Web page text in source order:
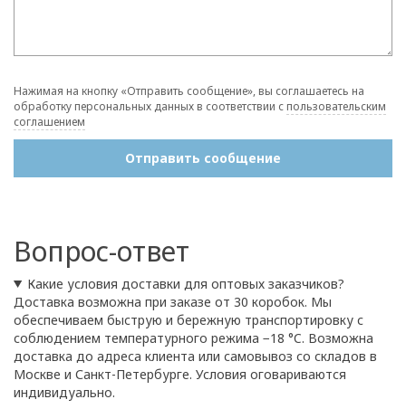
Нажимая на кнопку «Отправить сообщение», вы соглашаетесь на
обработку персональных данных в соответствии с пользовательским
соглашением
Отправить сообщение
Вопрос-ответ
Какие условия доставки для оптовых заказчиков?
Доставка возможна при заказе от 30 коробок. Мы
обеспечиваем быструю и бережную транспортировку с
соблюдением температурного режима −18 °C. Возможна
доставка до адреса клиента или самовывоз со складов в
Москве и Санкт-Петербурге. Условия оговариваются
индивидуально.